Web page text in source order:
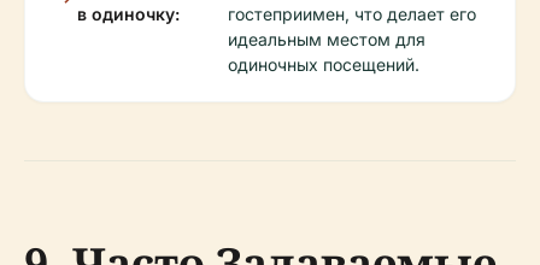
в одиночку:
гостеприимен, что делает его
идеальным местом для
одиночных посещений.